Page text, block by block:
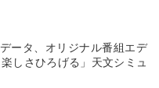
ータ、オリジナル番組エデ
しさひろげる」天文シミュ